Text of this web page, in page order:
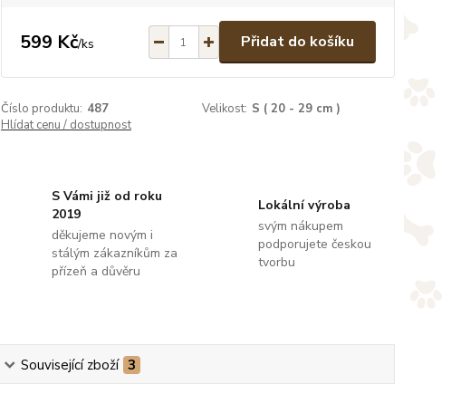
599 Kč/ks Přidat do košíku
Číslo produktu: 487 Velikost: S ( 20 - 29 cm )
Hlídat cenu / dostupnost
S Vámi již od roku
2019
děkujeme novým i
stálým zákazníkům za
přízeň a důvěru
Lokální výroba
svým nákupem
podporujete českou
tvorbu
Související zboží 3